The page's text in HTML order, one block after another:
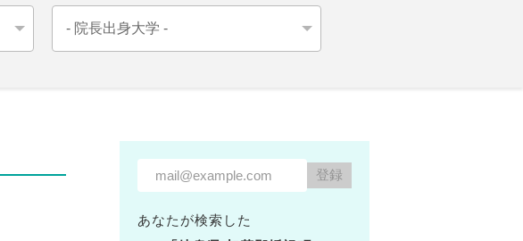
あなたが検索した